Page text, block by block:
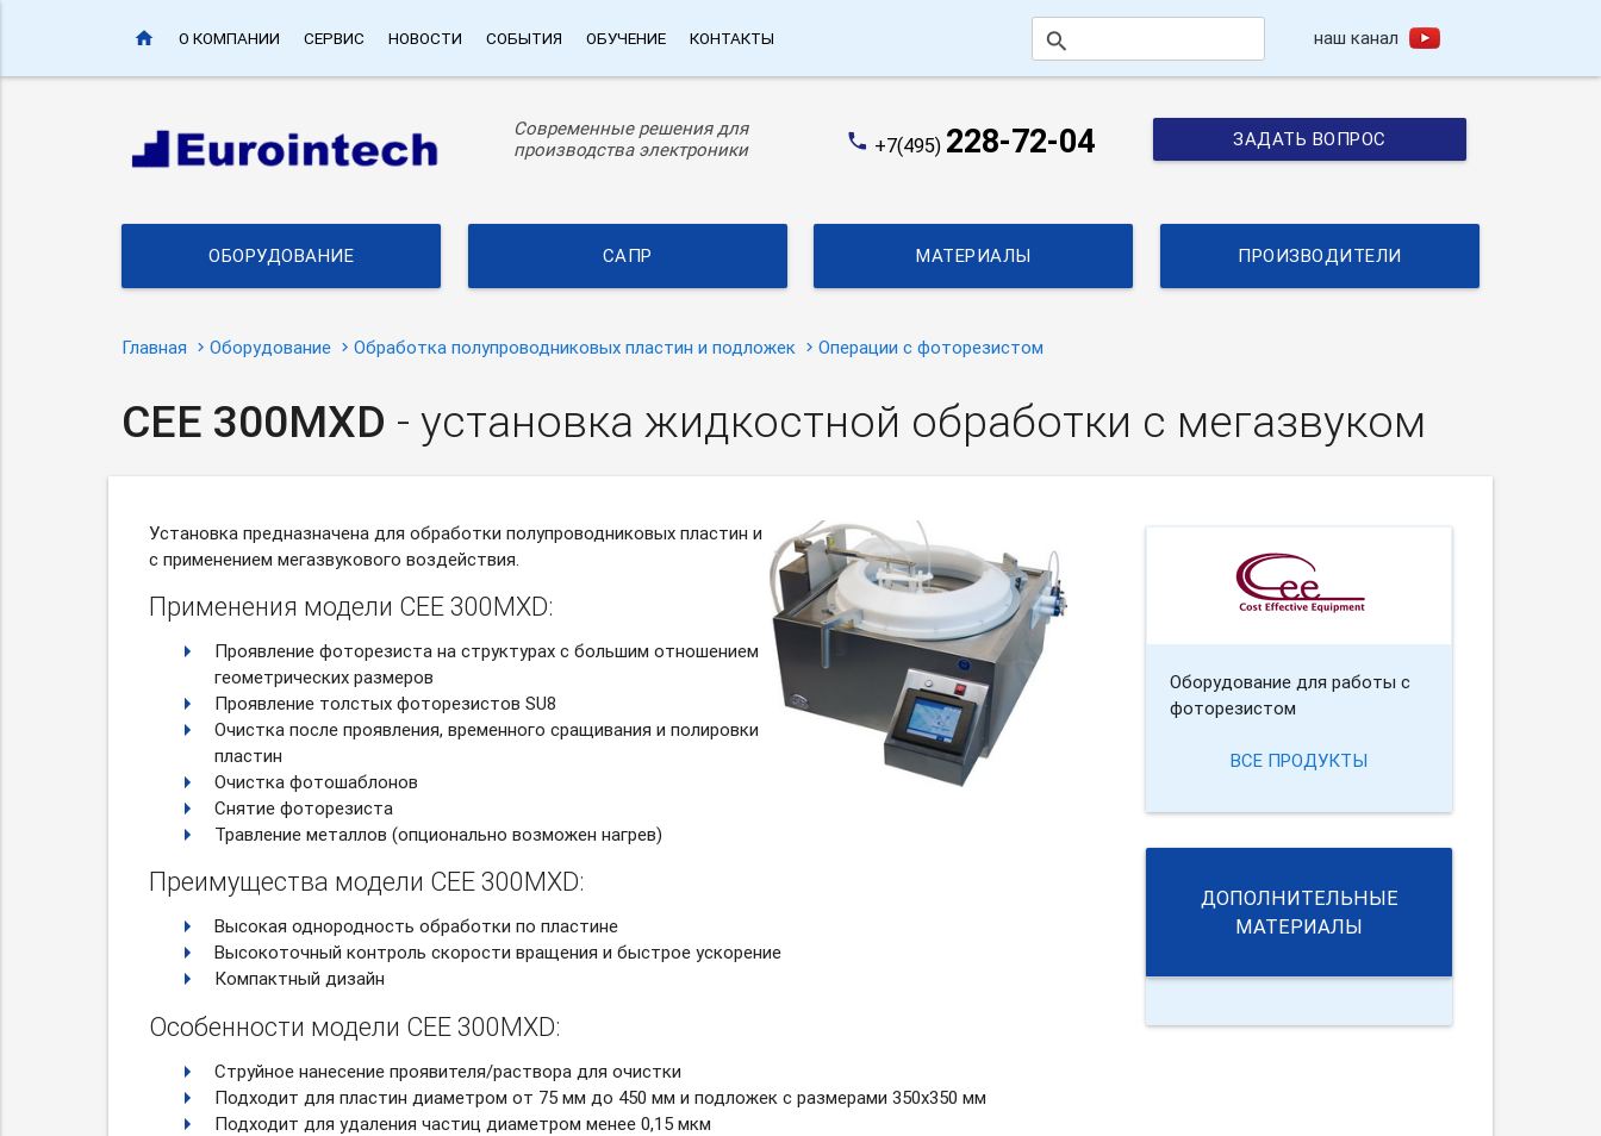
home О КОМПАНИИ СЕРВИС НОВОСТИ СОБЫТИЯ ОБУЧЕНИЕ КОНТАКТЫ search наш канал
Современные решения для
производства электроники
phone +7(495) 228-72-04 ЗАДАТЬ ВОПРОС
ОБОРУДОВАНИЕ САПР МАТЕРИАЛЫ ПРОИЗВОДИТЕЛИ
Главная Оборудование Обработка полупроводниковых пластин и подложек Операции с фоторезистом
CEE 300MXD - установка жидкостной обработки с мегазвуком
Установка предназначена для обработки полупроводниковых пластин и
с применением мегазвукового воздействия.
Применения модели CEE 300MXD:
Проявление фоторезиста на структурах с большим отношением
геометрических размеров
Проявление толстых фоторезистов SU8
Очистка после проявления, временного сращивания и полировки
пластин
Очистка фотошаблонов
Снятие фоторезиста
Травление металлов (опционально возможен нагрев)
Преимущества модели CEE 300MXD:
Высокая однородность обработки по пластине
Высокоточный контроль скорости вращения и быстрое ускорение
Компактный дизайн
Особенности модели CEE 300MXD:
Струйное нанесение проявителя/раствора для очистки
Подходит для пластин диаметром от 75 мм до 450 мм и подложек с размерами 350х350 мм
Подходит для удаления частиц диаметром менее 0,15 мкм
Оборудование для работы с
фоторезистом
ВСЕ ПРОДУКТЫ
ДОПОЛНИТЕЛЬНЫЕ
МАТЕРИАЛЫ